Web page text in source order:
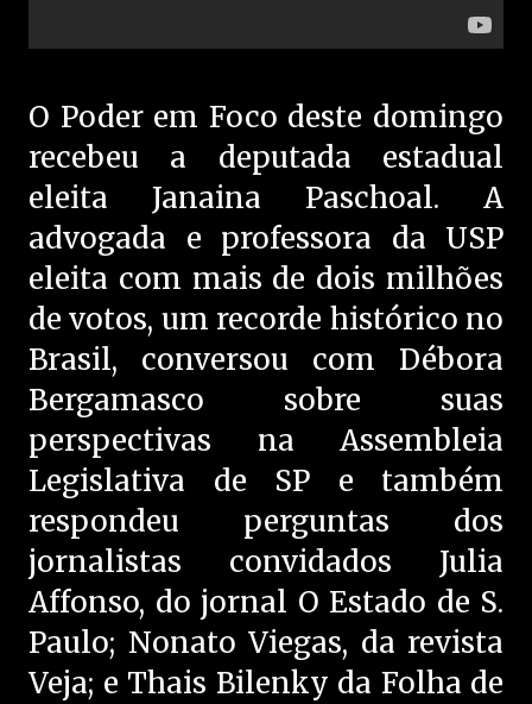
O Poder em Foco deste domingo
recebeu a deputada estadual
eleita Janaina Paschoal. A
advogada e professora da USP
eleita com mais de dois milhões
de votos, um recorde histórico no
Brasil, conversou com Débora
Bergamasco sobre suas
perspectivas na Assembleia
Legislativa de SP e também
respondeu perguntas dos
jornalistas convidados Julia
Affonso, do jornal O Estado de S.
Paulo; Nonato Viegas, da revista
Veja; e Thais Bilenky da Folha de